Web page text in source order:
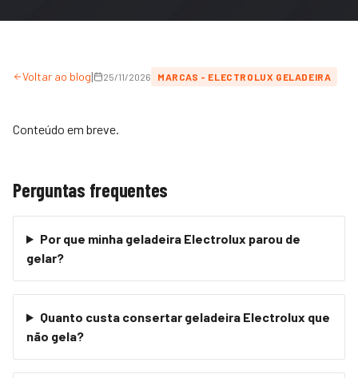
Voltar ao blog| 25/11/2026 MARCAS - ELECTROLUX GELADEIRA
Conteúdo em breve.
Perguntas frequentes
Por que minha geladeira Electrolux parou de
gelar?
Quanto custa consertar geladeira Electrolux que
não gela?